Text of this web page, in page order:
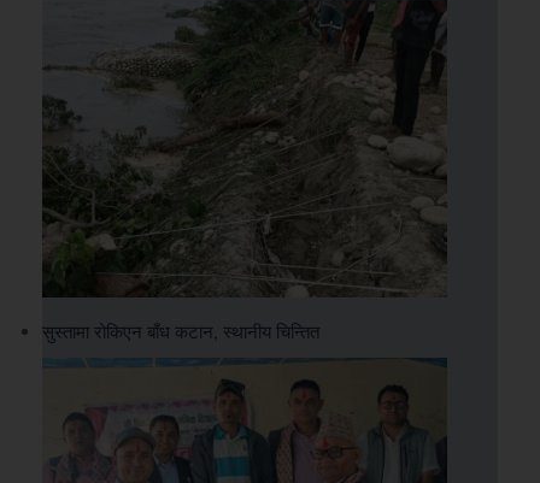
सुस्तामा रोकिएन बाँध कटान, स्थानीय चिन्तित